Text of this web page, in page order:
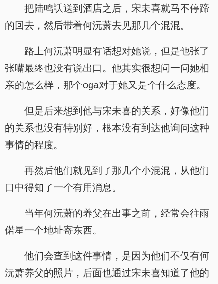
把陆鸣訞送到酒店之后，宋未喜就马不停蹄
的回去，然后带着何沅萧去见那几个混混。
路上何沅萧明显有话想对她说，但是他张了
张嘴最终也没有说出口。他其实很想问一问她相
亲的怎么样，那个oga对于她又是个什么态度。
但是后来想到他与宋未喜的关系，好像他们
的关系也没有特别好，根本没有到达他询问这种
事情的程度。
再然后他们就见到了那几个小混混，从他们
口中得知了一个有用消息。
当年何沅萧的养父在出事之前，经常会往雨
偌星一个地址寄东西。
他们会查到这件事情，是因为他们不仅有何
沅萧养父的照片，后面也通过宋未喜知道了他的